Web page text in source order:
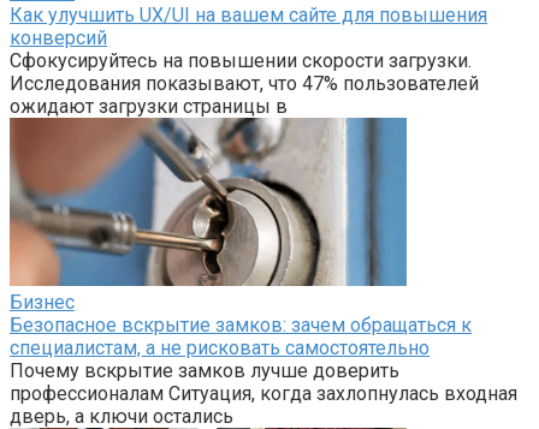
Как улучшить UX/UI на вашем сайте для повышения
конверсий
Сфокусируйтесь на повышении скорости загрузки.
Исследования показывают, что 47% пользователей
ожидают загрузки страницы в
Бизнес
Безопасное вскрытие замков: зачем обращаться к
специалистам, а не рисковать самостоятельно
Почему вскрытие замков лучше доверить
профессионалам Ситуация, когда захлопнулась входная
дверь, а ключи остались